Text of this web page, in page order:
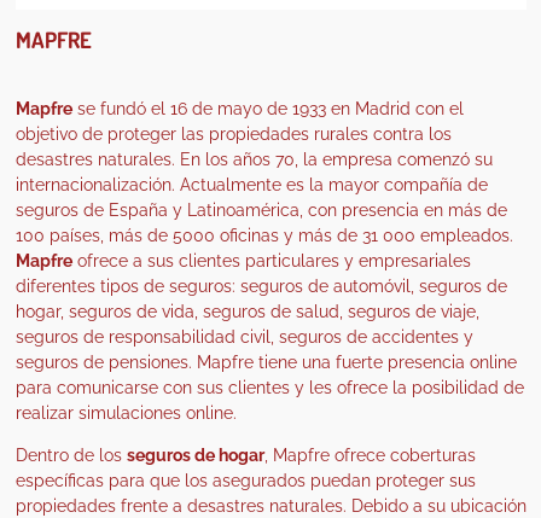
MAPFRE
Mapfrese fundó el 16 de mayo de 1933 en Madrid con el
objetivo de proteger las propiedades rurales contra los
desastres naturales. En los años 70, la empresa comenzó su
internacionalización. Actualmente es la mayor compañía de
seguros de España y Latinoamérica, con presencia en más de
100 países, más de 5000 oficinas y más de 31 000 empleados.
Mapfreofrece a sus clientes particulares y empresariales
diferentes tipos de seguros: seguros de automóvil, seguros de
hogar, seguros de vida, seguros de salud, seguros de viaje,
seguros de responsabilidad civil, seguros de accidentes y
seguros de pensiones. Mapfre tiene una fuerte presencia online
para comunicarse con sus clientes y les ofrece la posibilidad de
realizar simulaciones online.
Dentro de los seguros de hogar, Mapfre ofrece coberturas
específicas para que los asegurados puedan proteger sus
propiedades frente a desastres naturales. Debido a su ubicación